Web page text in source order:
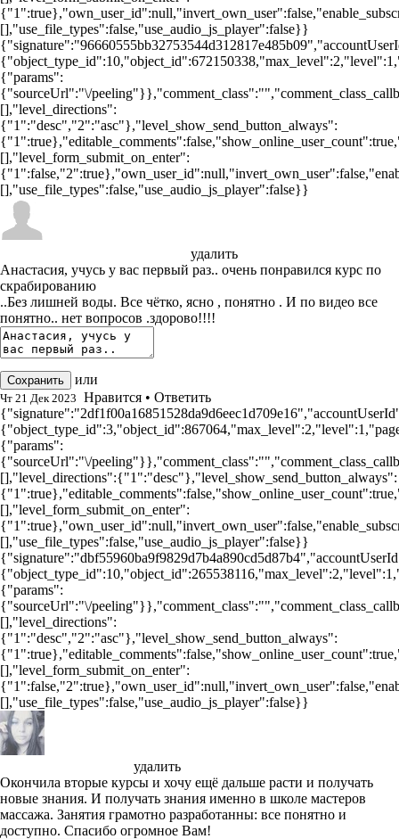
[],"use_file_types":false,"use_audio_js_player":false}}
{"params":
{"sourceUrl":"\/
[],"level_directions":
{"1":"desc","2":"asc"},"level_show_send_button_always":
[],"level_form_submit_on_enter":
[],"use_file_types":false,"use_audio_js_player":false}}
удалить
Анастасия, учусь у вас первый раз.. очень понравился курс по
скрабированию
..Без лишней воды. Все чётко, ясно , понятно . И по видео все
понятно.. нет вопросов .здорово!!!!
Сохранить или
Чт 21 Дек 2023 Нравится • Ответить
{"params":
{"sourceUrl":"\/
[],"level_directions":{"1":"desc"},"level_show_send_button_always":
[],"level_form_submit_on_enter":
[],"use_file_types":false,"use_audio_js_player":false}}
{"params":
{"sourceUrl":"\/
[],"level_directions":
{"1":"desc","2":"asc"},"level_show_send_button_always":
[],"level_form_submit_on_enter":
[],"use_file_types":false,"use_audio_js_player":false}}
удалить
Окончила вторые курсы и хочу ещё дальше расти и получать
новые знания. И получать знания именно в школе мастеров
массажа. Занятия грамотно разработанны: все понятно и
доступно. Спасибо огромное Вам!